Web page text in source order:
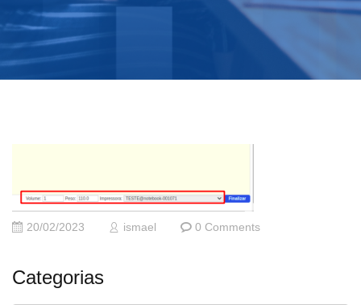
20/02/2023 ismael 0 Comments
Categorias